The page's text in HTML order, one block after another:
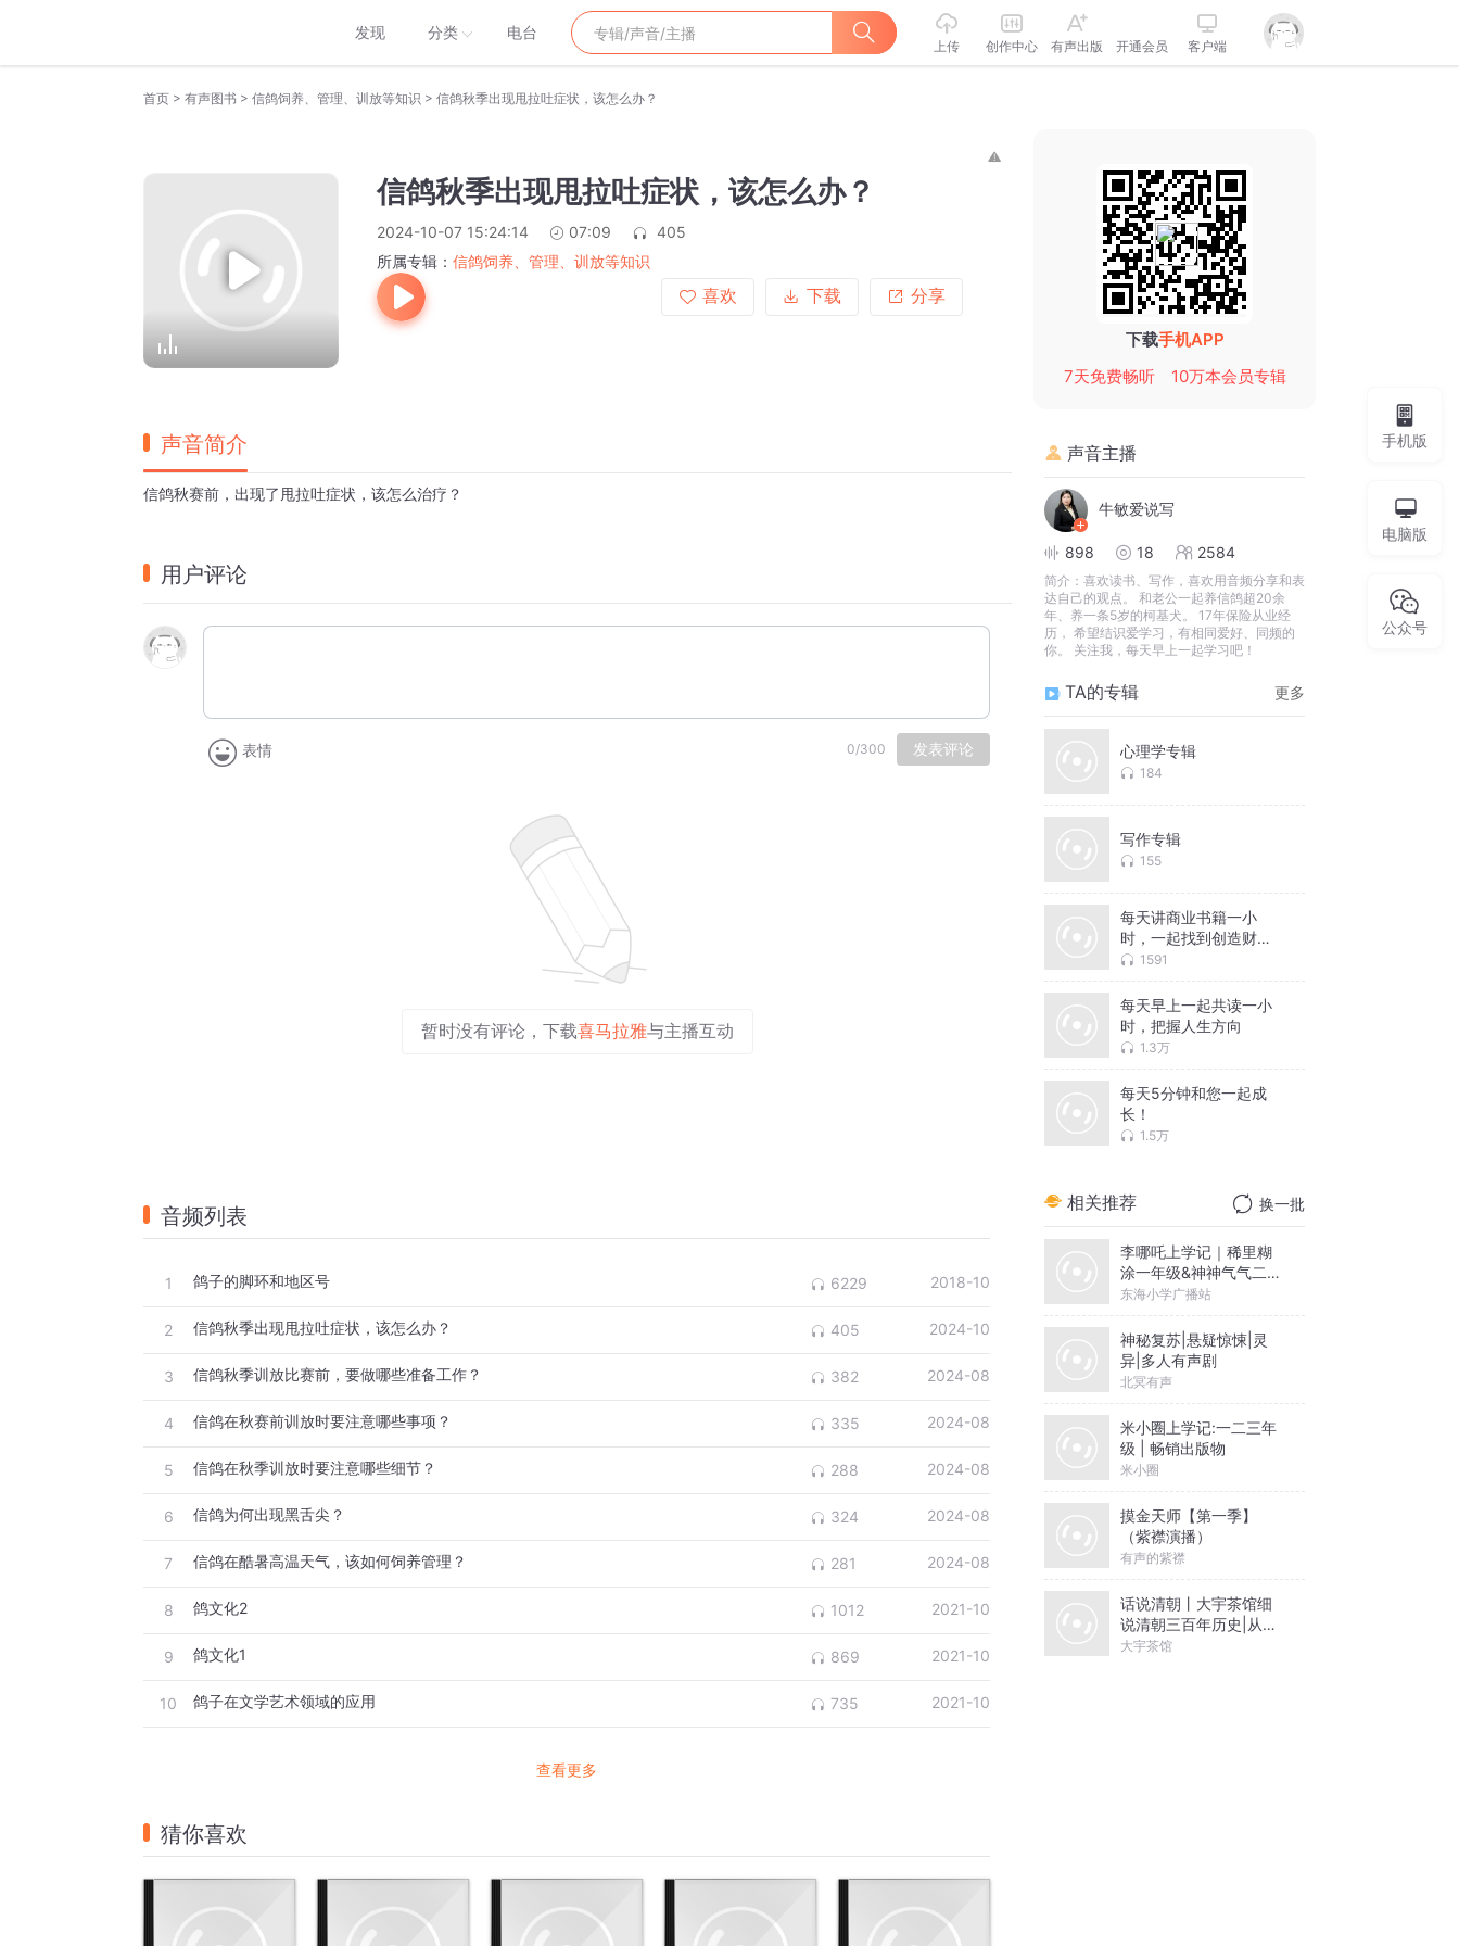
发现 分类 电台
上传 创作中心 有声出版 开通会员 客户端
首页 > 有声图书 > 信鸽饲养、管理、训放等知识 > 信鸽秋季出现甩拉吐症状，该怎么办？
信鸽秋季出现甩拉吐症状，该怎么办？
2024-10-07 15:24:14 07:09
405
所属专辑： 信鸽饲养、管理、训放等知识
喜欢
下载 分享
声音简介
信鸽秋赛前，出现了甩拉吐症状，该怎么治疗？
用户评论
表情 0/300 发表评论
暂时没有评论，下载喜马拉雅与主播互动
音频列表
1 鸽子的脚环和地区号 6229 2018-10
2 信鸽秋季出现甩拉吐症状，该怎么办？ 405 2024-10
3 信鸽秋季训放比赛前，要做哪些准备工作？ 382 2024-08
4 信鸽在秋赛前训放时要注意哪些事项？ 335 2024-08
5 信鸽在秋季训放时要注意哪些细节？ 288 2024-08
6 信鸽为何出现黑舌尖？ 324 2024-08
7 信鸽在酷暑高温天气，该如何饲养管理？ 281 2024-08
8 鸽文化2 1012 2021-10
9 鸽文化1 869 2021-10
10 鸽子在文学艺术领域的应用 735 2021-10
查看更多
猜你喜欢
下载手机APP
7天免费畅听
10万本会员专辑
声音主播
牛敏爱说写
898 18 2584
简介： 喜欢读书、写作，喜欢用音频分享和表
达自己的观点。 和老公一起养信鸽超20余
年、养一条5岁的柯基犬。 17年保险从业经
历， 希望结识爱学习，有相同爱好、同频的
你。 关注我，每天早上一起学习吧！
TA的专辑 更多
心理学专辑
184
写作专辑
155
每天讲商业书籍一小
时，一起找到创造财富
的秘籍和钥匙
1591
每天早上一起共读一小
时，把握人生方向
1.3万
每天5分钟和您一起成
长！
1.5万
相关推荐 换一批
李哪吒上学记｜稀里糊
涂一年级&神神气气二年
级
东海小学广播站
神秘复苏|悬疑惊悚|灵
异|多人有声剧
北冥有声
米小圈上学记:一二三年
级 | 畅销出版物
米小圈
摸金天师【第一季】
（紫襟演播）
有声的紫襟
话说清朝丨大宇茶馆细
说清朝三百年历史|从努
尔哈赤到末代皇帝溥仪|
大宇茶馆
手机版
电脑版
公众号